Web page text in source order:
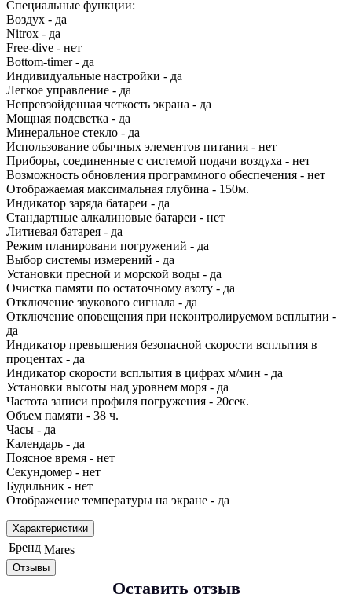
Специальные функции:
Воздух - да
Nitrox - да
Free-dive - нет
Bottom-timer - да
Индивидуальные настройки - да
Легкое управление - да
Непревзойденная четкость экрана - да
Мощная подсветка - да
Минеральное стекло - да
Использование обычных элементов питания - нет
Приборы, соединенные с системой подачи воздуха - нет
Возможность обновления программного обеспечения - нет
Отображаемая максимальная глубина - 150м.
Индикатор заряда батареи - да
Стандартные алкалиновые батареи - нет
Литиевая батарея - да
Режим планировани погружений - да
Выбор системы измерений - да
Установки пресной и морской воды - да
Очистка памяти по остаточному азоту - да
Отключение звукового сигнала - да
Отключение оповещения при неконтролируемом всплытии -
да
Индикатор превышения безопасной скорости всплытия в
процентах - да
Индикатор скорости всплытия в цифрах м/мин - да
Установки высоты над уровнем моря - да
Частота записи профиля погружения - 20сек.
Объем памяти - 38 ч.
Часы - да
Календарь - да
Поясное время - нет
Секундомер - нет
Будильник - нет
Отображение температуры на экране - да
Характеристики
Бренд Mares
Отзывы
Оставить отзыв